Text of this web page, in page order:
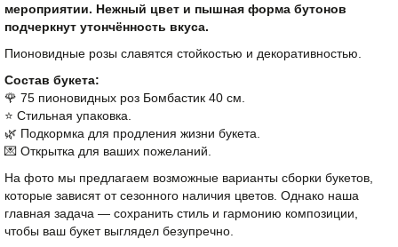
мероприятии. Нежный цвет и пышная форма бутонов
подчеркнут утончённость вкуса.
Пионовидные розы славятся стойкостью и декоративностью.
Состав букета:
🌹 75 пионовидных роз Бомбастик 40 см.
⭐️ Стильная упаковка.
🌿 Подкормка для продления жизни букета.
💌 Открытка для ваших пожеланий.
На фото мы предлагаем возможные варианты сборки букетов,
которые зависят от сезонного наличия цветов. Однако наша
главная задача — сохранить стиль и гармонию композиции,
чтобы ваш букет выглядел безупречно.